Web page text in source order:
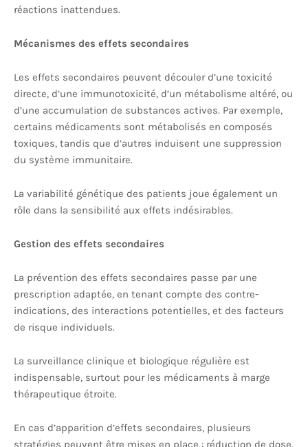
réactions inattendues.
Mécanismes des effets secondaires
Les effets secondaires peuvent découler d’une toxicité
directe, d’une immunotoxicité, d’un métabolisme altéré, ou
d’une accumulation de substances actives. Par exemple,
certains médicaments sont métabolisés en composés
toxiques, tandis que d’autres induisent une suppression
du système immunitaire.
La variabilité génétique des patients joue également un
rôle dans la sensibilité aux effets indésirables.
Gestion des effets secondaires
La prévention des effets secondaires passe par une
prescription adaptée, en tenant compte des contre-
indications, des interactions potentielles, et des facteurs
de risque individuels.
La surveillance clinique et biologique régulière est
indispensable, surtout pour les médicaments à marge
thérapeutique étroite.
En cas d’apparition d’effets secondaires, plusieurs
stratégies peuvent être mises en place : réduction de dose,